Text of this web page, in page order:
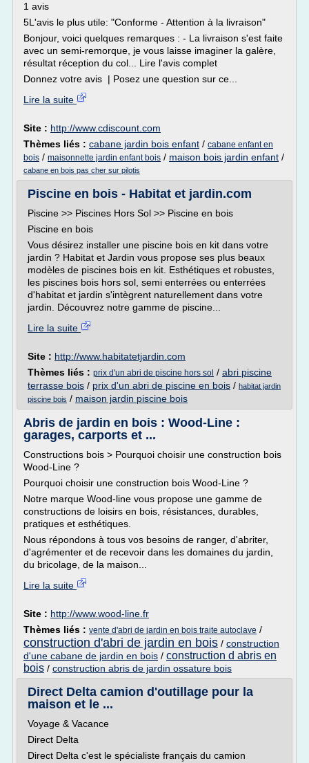
1 avis
5L'avis le plus utile: "Conforme - Attention à la livraison"
Bonjour, voici quelques remarques : - La livraison s'est faite
avec un semi-remorque, je vous laisse imaginer la galère,
résultat réception du col... Lire l'avis complet
Donnez votre avis | Posez une question sur ce...
Lire la suite
Site : http://www.cdiscount.com
Thèmes liés : cabane jardin bois enfant / cabane enfant en
bois / maisonnette jardin enfant bois / maison bois jardin enfant /
cabane en bois pas cher sur pilotis
Piscine en bois - Habitat et jardin.com
Piscine >> Piscines Hors Sol >> Piscine en bois
Piscine en bois
Vous désirez installer une piscine bois en kit dans votre
jardin ? Habitat et Jardin vous propose ses plus beaux
modèles de piscines bois en kit. Esthétiques et robustes,
les piscines bois hors sol, semi enterrées ou enterrées
d'habitat et jardin s'intègrent naturellement dans votre
jardin. Découvrez notre gamme de piscine...
Lire la suite
Site : http://www.habitatetjardin.com
Thèmes liés : prix d'un abri de piscine hors sol / abri piscine
terrasse bois / prix d'un abri de piscine en bois / habitat jardin
piscine bois / maison jardin piscine bois
Abris de jardin en bois : Wood-Line :
garages, carports et ...
Constructions bois > Pourquoi choisir une construction bois
Wood-Line ?
Pourquoi choisir une construction bois Wood-Line ?
Notre marque Wood-line vous propose une gamme de
constructions de loisirs en bois, résistances, durables,
pratiques et esthétiques.
Nous répondons à tous vos besoins de ranger, d'abriter,
d'agrémenter et de recevoir dans les domaines du jardin,
du bricolage, de la maison...
Lire la suite
Site : http://www.wood-line.fr
Thèmes liés : vente d'abri de jardin en bois traite autoclave /
construction d'abri de jardin en bois / construction
d'une cabane de jardin en bois / construction d abris en
bois / construction abris de jardin ossature bois
Direct Delta camion d'outillage pour la
maison et le ...
Voyage & Vacance
Direct Delta
Direct Delta c'est le spécialiste français du camion